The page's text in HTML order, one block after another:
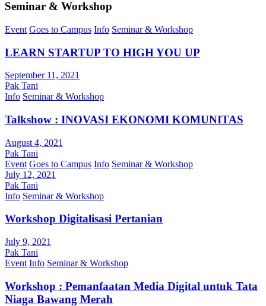
Seminar & Workshop
Event Goes to Campus Info Seminar & Workshop
LEARN STARTUP TO HIGH YOU UP
September 11, 2021
Pak Tani
Info Seminar & Workshop
Talkshow : INOVASI EKONOMI KOMUNITAS
August 4, 2021
Pak Tani
Event Goes to Campus Info Seminar & Workshop
July 12, 2021
Pak Tani
Info Seminar & Workshop
Workshop Digitalisasi Pertanian
July 9, 2021
Pak Tani
Event Info Seminar & Workshop
Workshop : Pemanfaatan Media Digital untuk Tata
Niaga Bawang Merah